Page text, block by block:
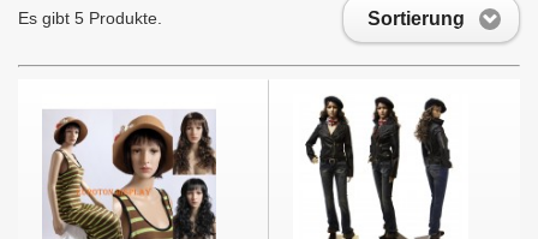
Sortierung
Es gibt 5 Produkte.